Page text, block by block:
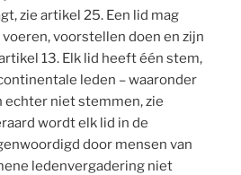
zie artikel 25. Een lid mag
voorstellen doen en zijn
13. Elk lid heeft één stem,
leden – waaronder
echter niet stemmen, zie
wordt elk lid in de
door mensen van
ledenvergadering niet